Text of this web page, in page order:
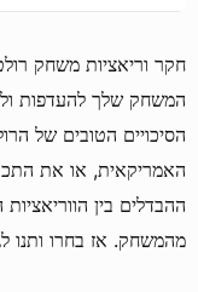
חקר וריאציות משחק
המשחק שלך להעדפות
הסיכויים הטובים של
האמריקאית, או את
ההבדלים בין
מהמשחק. אז בחרו ותנו